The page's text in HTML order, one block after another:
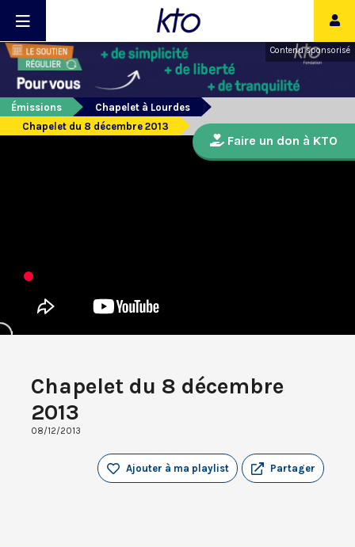
Contenu sponsorisé
Émissions
Chapelet à Lourdes
Chapelet du 8 décembre 2013
Chapelet du 8 décembre
2013
08/12/2013
Partager
Ajouter à ma playlist
Faire un don à KTO